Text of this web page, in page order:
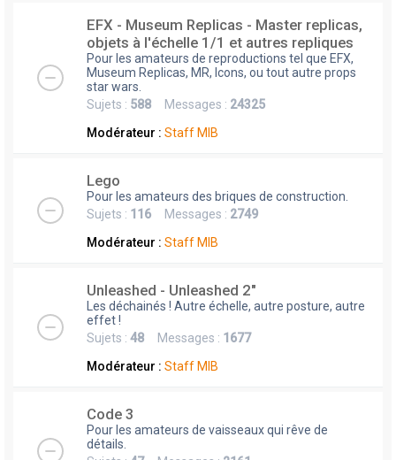
EFX - Museum Replicas - Master replicas,
objets à l'échelle 1/1 et autres repliques
Pour les amateurs de reproductions tel que EFX,
Museum Replicas, MR, Icons, ou tout autre props
star wars.
Sujets : 588 Messages : 24325
Modérateur : Staff MIB
Lego
Pour les amateurs des briques de construction.
Sujets : 116 Messages : 2749
Modérateur : Staff MIB
Unleashed - Unleashed 2"
Les déchainés ! Autre échelle, autre posture, autre
effet !
Sujets : 48 Messages : 1677
Modérateur : Staff MIB
Code 3
Pour les amateurs de vaisseaux qui rêve de
détails.